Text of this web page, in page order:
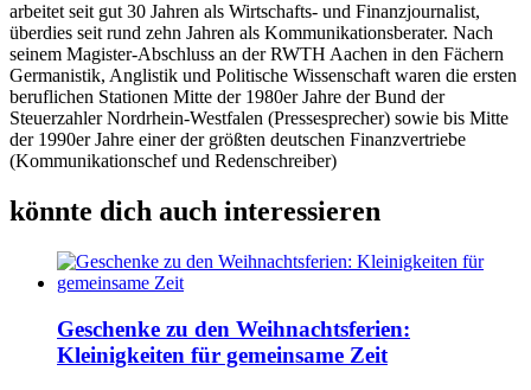
arbeitet seit gut 30 Jahren als Wirtschafts- und Finanzjournalist,
überdies seit rund zehn Jahren als Kommunikationsberater. Nach
seinem Magister-Abschluss an der RWTH Aachen in den Fächern
Germanistik, Anglistik und Politische Wissenschaft waren die ersten
beruflichen Stationen Mitte der 1980er Jahre der Bund der
Steuerzahler Nordrhein-Westfalen (Pressesprecher) sowie bis Mitte
der 1990er Jahre einer der größten deutschen Finanzvertriebe
(Kommunikationschef und Redenschreiber)
könnte dich auch interessieren
Geschenke zu den Weihnachtsferien:
Kleinigkeiten für gemeinsame Zeit